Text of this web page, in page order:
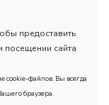
предоставить
посещении сайта
cookie-файлов. Вы всегда
браузера.